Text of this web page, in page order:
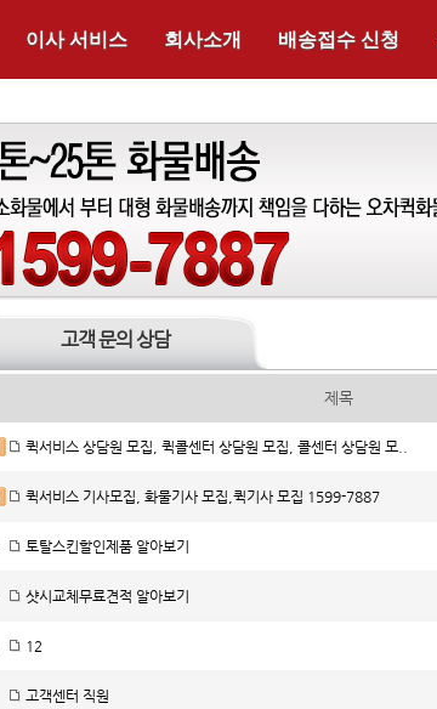
이사 서비스 회사소개 배송접수 신청
고객 문의 상담
제목
퀵서비스 상담원 모집, 퀵콜센터 상담원 모집, 콜센터 상담원 모..
퀵서비스 기사모집, 화물기사 모집,퀵기사 모집 1599-7887
토탈스킨할인제품 알아보기
샷시교체무료견적 알아보기
12
고객센터 직원